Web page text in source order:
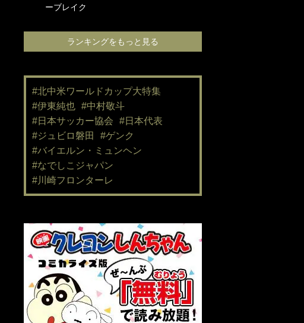
ーブレイク
ランキングをもっと見る
#北中米ワールドカップ大特集
#伊東純也 #中村敬斗
#日本サッカー協会
#日本代表
#ジュビロ磐田
#ゲンク
#バイエルン・ミュンヘン
#なでしこジャパン
#川崎フロンターレ